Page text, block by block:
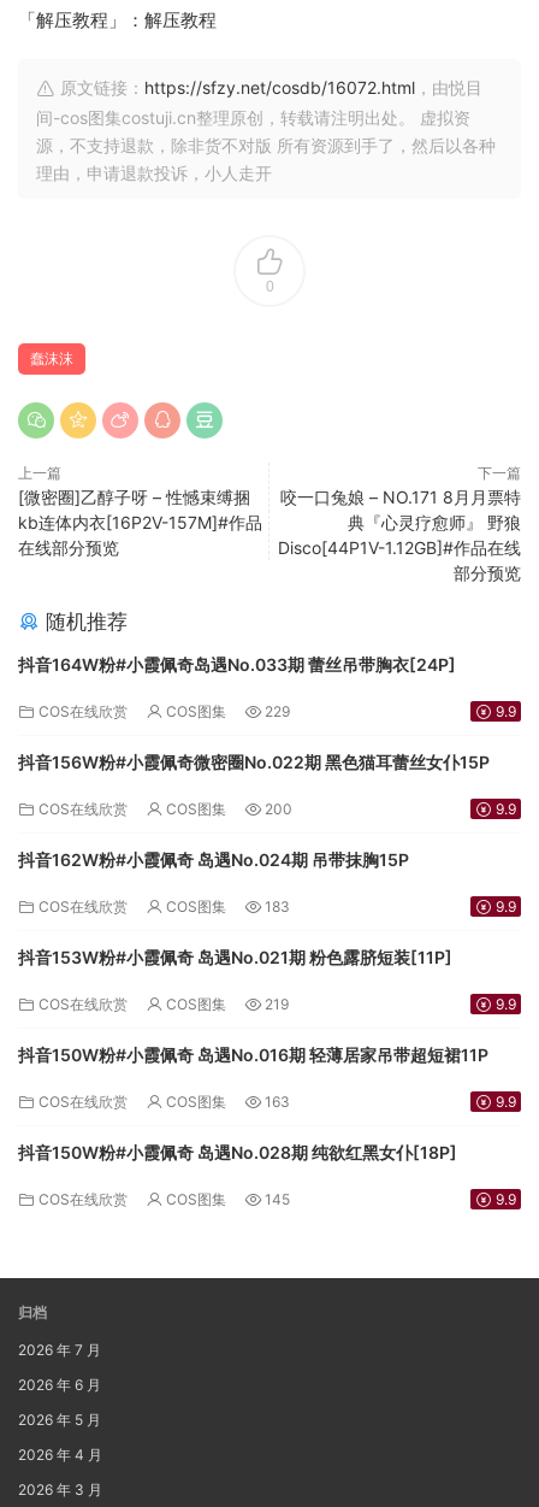
「解压教程」：解压教程
原文链接： https://sfzy.net/cosdb/16072.html ，由悦目
间-cos图集costuji.cn整理原创，转载请注明出处。 虚拟资
源，不支持退款，除非货不对版 所有资源到手了，然后以各种
理由，申请退款投诉，小人走开
0
蠢沫沫
上一篇
[微密圈]乙醇子呀 – 性憾束缚捆
kb连体内衣[16P2V-157M]#作品
在线部分预览
下一篇
咬一口兔娘 – NO.171 8月月票特
典『心灵疗愈师』 野狼
Disco[44P1V-1.12GB]#作品在线
部分预览
随机推荐
抖音164W粉#小霞佩奇岛遇No.033期 蕾丝吊带胸衣[24P]
COS在线欣赏 COS图集 229 9.9
抖音156W粉#小霞佩奇微密圈No.022期 黑色猫耳蕾丝女仆15P
COS在线欣赏 COS图集 200 9.9
抖音162W粉#小霞佩奇 岛遇No.024期 吊带抹胸15P
COS在线欣赏 COS图集 183 9.9
抖音153W粉#小霞佩奇 岛遇No.021期 粉色露脐短装[11P]
COS在线欣赏 COS图集 219 9.9
抖音150W粉#小霞佩奇 岛遇No.016期 轻薄居家吊带超短裙11P
COS在线欣赏 COS图集 163 9.9
抖音150W粉#小霞佩奇 岛遇No.028期 纯欲红黑女仆[18P]
COS在线欣赏 COS图集 145 9.9
归档
2026 年 7 月
2026 年 6 月
2026 年 5 月
2026 年 4 月
2026 年 3 月